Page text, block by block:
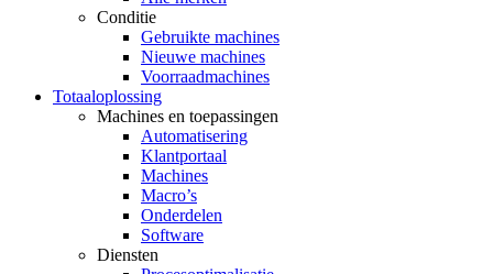
Conditie
Gebruikte machines
Nieuwe machines
Voorraadmachines
Totaaloplossing
Machines en toepassingen
Automatisering
Klantportaal
Machines
Macro’s
Onderdelen
Software
Diensten